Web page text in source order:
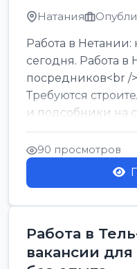
Натания
Работа в
сегодня. Работа в
посредников<br />
Требуются
и подсобники на
Срочно
90 просмотров
Работа в
вакансии